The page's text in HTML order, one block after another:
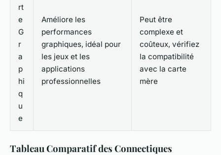
rt
e
G
r
a
p
hi
q
u
e
Améliore les
performances
graphiques, idéal pour
les jeux et les
applications
professionnelles
Peut être
complexe et
coûteux, vérifiez
la compatibilité
avec la carte
mère
Tableau Comparatif des Connectiques